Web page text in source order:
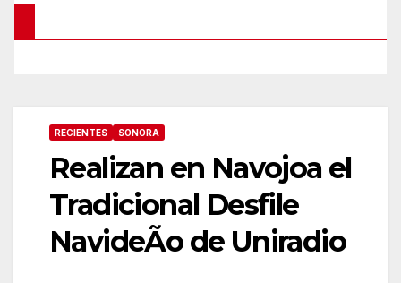
RECIENTES SONORA
Realizan en Navojoa el
Tradicional Desfile
NavideÃo de Uniradio